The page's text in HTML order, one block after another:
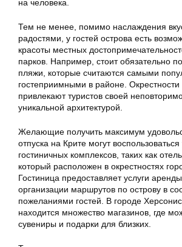
на человека.
Тем не менее, помимо наслаждения
радостями, у гостей острова есть
красоты местных
парков. Например, стоит обязательно
пляжи, которые считаются самыми
гостеприимными в районе. Окрестности
привлекают туристов своей
уникальной архитектурой.
Желающие получить максимум
отпуска на Крите могут воспользоваться
гостиничных комплексов, таких как
который расположен в окрестностях
Гостиница предоставляет услуги
организации маршрутов по острову в
пожеланиями гостей. В городе
находится множество магазинов, где
сувениры и подарки для близких.